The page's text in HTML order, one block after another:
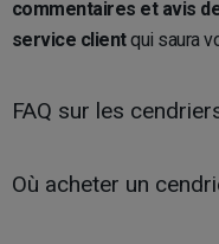
commentaires et avis
service clientqui saura
FAQ sur les
Où acheter un